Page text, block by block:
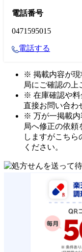
電話番号
0471595015
電話する
※ 掲載内容が現
局にご確認の上
※ 在庫確認や料
直接お問い合わ
※ 万が一掲載内
局へ修正の依頼
しますがこちら
ください。